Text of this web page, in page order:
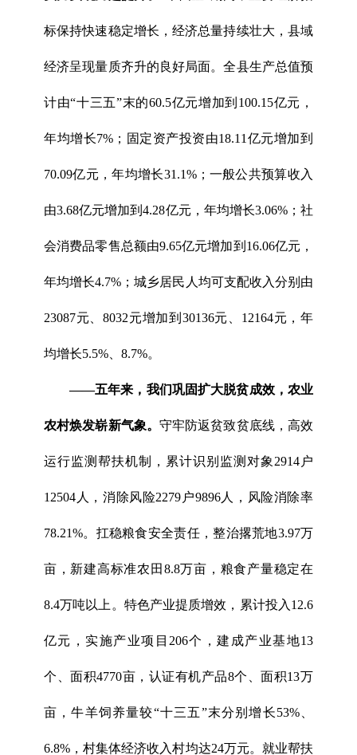
标保持快速稳定增长，经济总量持续壮大，县域
经济呈现量质齐升的良好局面。全县生产总值预
计由“十三五”末的60.5亿元增加到100.15亿元，
年均增长7%；固定资产投资由18.11亿元增加到
70.09亿元，年均增长31.1%；一般公共预算收入
由3.68亿元增加到4.28亿元，年均增长3.06%；社
会消费品零售总额由9.65亿元增加到16.06亿元，
年均增长4.7%；城乡居民人均可支配收入分别由
23087元、8032元增加到30136元、12164元，年
均增长5.5%、8.7%。
——五年来，我们巩固扩大脱贫成效，农业
农村焕发崭新气象。 守牢防返贫致贫底线，高效
运行监测帮扶机制，累计识别监测对象2914户
12504人，消除风险2279户9896人，风险消除率
78.21%。扛稳粮食安全责任，整治撂荒地3.97万
亩，新建高标准农田8.8万亩，粮食产量稳定在
8.4万吨以上。特色产业提质增效，累计投入12.6
亿元，实施产业项目206个，建成产业基地13
个、面积4770亩，认证有机产品8个、面积13万
亩，牛羊饲养量较“十三五”末分别增长53%、
6.8%，村集体经济收入村均达24万元。就业帮扶